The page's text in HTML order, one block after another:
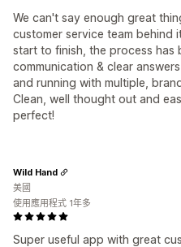
We can't say enough great
customer service team behind
start to finish, the process has
communication & clear
and running with multiple,
Clean, well thought out and
perfect!
Super useful app with great
Wild Hand
美國
使用應用程式 1年多